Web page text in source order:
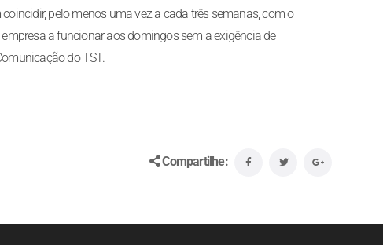
pelo menos uma vez a cada três semanas, com o
a funcionar aos domingos sem a exigência de
do TST.
Compartilhe: